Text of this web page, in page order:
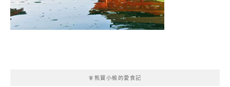
🧚熊寶小榆的愛食記